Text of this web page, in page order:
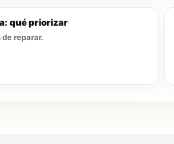
qué priorizar
reparar.